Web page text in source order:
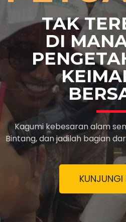
TAK
DI
Kagumi kebesaran alam
Bintang, dan jadilah bagian
KUNJUNGI